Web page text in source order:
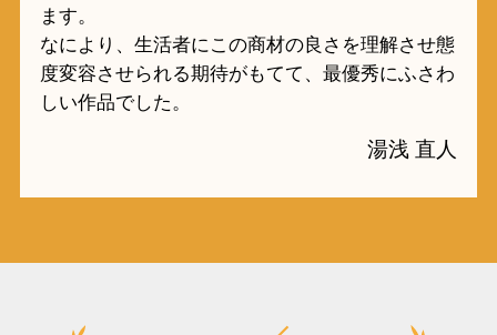
ます。
なにより、生活者にこの商材の良さを理解させ態
度変容させられる期待がもてて、最優秀にふさわ
しい作品でした。
湯浅 直人